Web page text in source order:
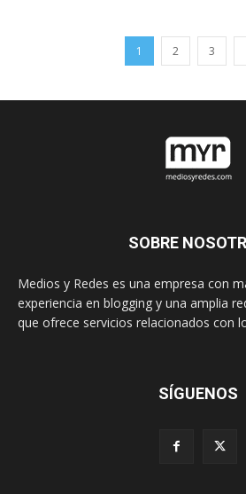
1 2 3
SOBRE
Medios y Redes es una empresa con
experiencia en blogging y una amplia
que ofrece servicios relacionados con
SÍGUENOS